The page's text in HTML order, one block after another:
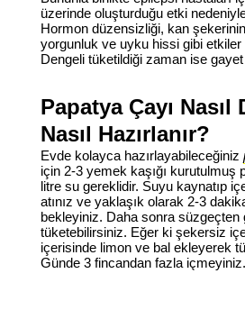
üzerinde oluşturduğu etki
Hormon düzensizliği, kan
yorgunluk ve uyku hissi gibi etkiler
Dengeli tüketildiği zaman ise gayet
Papatya Çayı Nasıl
Nasıl Hazırlanır?
Evde kolayca hazırlayabileceğiniz
için 2-3 yemek kaşığı kurutulmuş
litre su gereklidir. Suyu kaynatıp
atınız ve yaklaşık olarak 2-3
bekleyiniz. Daha sonra süzgeçten
tüketebilirsiniz. Eğer ki şekersiz
içerisinde limon ve bal ekleyerek
Günde 3 fincandan fazla içmeyiniz.